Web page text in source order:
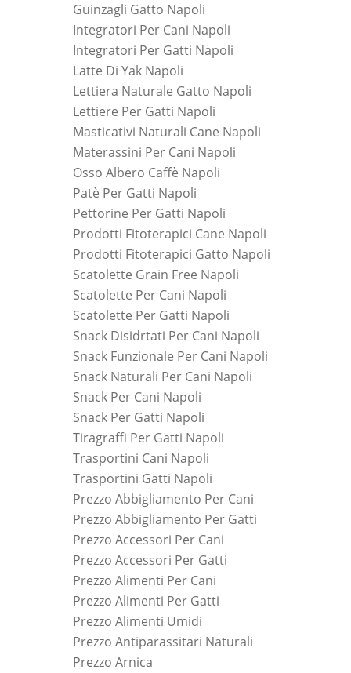
Guinzagli Gatto Napoli
Integratori Per Cani Napoli
Integratori Per Gatti Napoli
Latte Di Yak Napoli
Lettiera Naturale Gatto Napoli
Lettiere Per Gatti Napoli
Masticativi Naturali Cane Napoli
Materassini Per Cani Napoli
Osso Albero Caffè Napoli
Patè Per Gatti Napoli
Pettorine Per Gatti Napoli
Prodotti Fitoterapici Cane Napoli
Prodotti Fitoterapici Gatto Napoli
Scatolette Grain Free Napoli
Scatolette Per Cani Napoli
Scatolette Per Gatti Napoli
Snack Disidrtati Per Cani Napoli
Snack Funzionale Per Cani Napoli
Snack Naturali Per Cani Napoli
Snack Per Cani Napoli
Snack Per Gatti Napoli
Tiragraffi Per Gatti Napoli
Trasportini Cani Napoli
Trasportini Gatti Napoli
Prezzo Abbigliamento Per Cani
Prezzo Abbigliamento Per Gatti
Prezzo Accessori Per Cani
Prezzo Accessori Per Gatti
Prezzo Alimenti Per Cani
Prezzo Alimenti Per Gatti
Prezzo Alimenti Umidi
Prezzo Antiparassitari Naturali
Prezzo Arnica